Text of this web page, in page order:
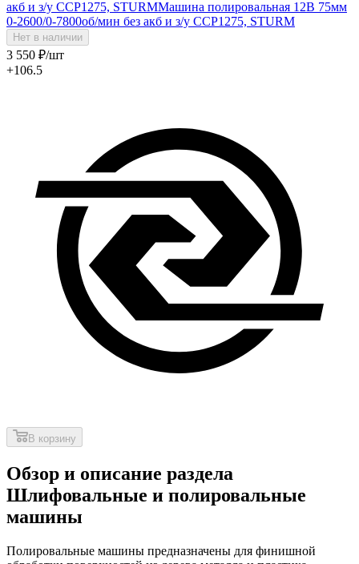
акб и з/у CCP1275, STURMМашина полировальная 12В 75мм
0-2600/0-7800об/мин без акб и з/у CCP1275, STURM
Нет в наличии
3 550 ₽/шт
+106.5
В корзину
Обзор и описание раздела
Шлифовальные и полировальные
машины
Полировальные машины предназначены для финишной